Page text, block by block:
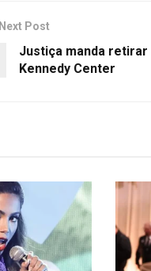
Next Post
Justiça manda retirar
Kennedy Center